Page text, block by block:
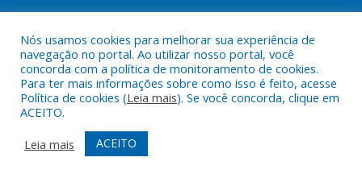
Todos os direitos reservados a Prefeitura Municipal de Bujaru.
Mapa do Site
Acessar Área Administrativa
Acessar Webmail
Nós usamos cookies para melhorar sua experiência de
navegação no portal. Ao utilizar nosso portal, você
concorda com a política de monitoramento de cookies.
Para ter mais informações sobre como isso é feito, acesse
Política de cookies (Leia mais). Se você concorda, clique em
ACEITO.
Leia mais
ACEITO